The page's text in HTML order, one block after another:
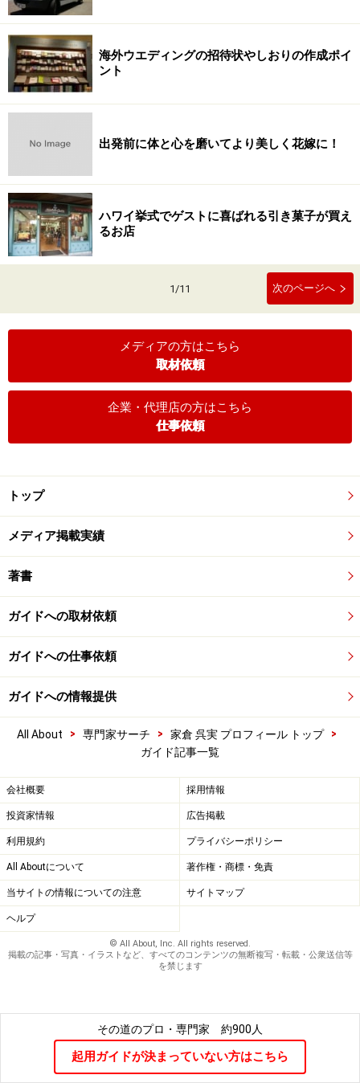
海外ウエディングの招待状やしおりの作成ポイ
ント
出発前に体と心を磨いてより美しく花嫁に！
ハワイ挙式でゲストに喜ばれる引き菓子が買え
るお店
1/11 次のページへ
メディアの方はこちら
取材依頼
企業・代理店の方はこちら
仕事依頼
トップ
メディア掲載実績
著書
ガイドへの取材依頼
ガイドへの仕事依頼
ガイドへの情報提供
All About > 専門家サーチ > 家倉 呉実 プロフィール トップ
>
ガイド記事一覧
会社概要 採用情報
投資家情報 広告掲載
利用規約 プライバシーポリシー
All Aboutについて 著作権・商標・免責
当サイトの情報についての注意 サイトマップ
ヘルプ
© All About, Inc. All rights reserved.
掲載の記事・写真・イラストなど、すべてのコンテンツの無断複写・転載・公衆送信等
を禁じます
その道のプロ・専門家 約900人
起用ガイドが決まっていない方はこちら